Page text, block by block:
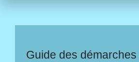
Guide des démarches